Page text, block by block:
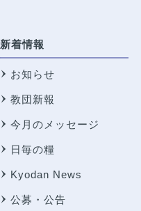
新着情報
お知らせ
教団新報
今月のメッセージ
日毎の糧
Kyodan News
公募・公告